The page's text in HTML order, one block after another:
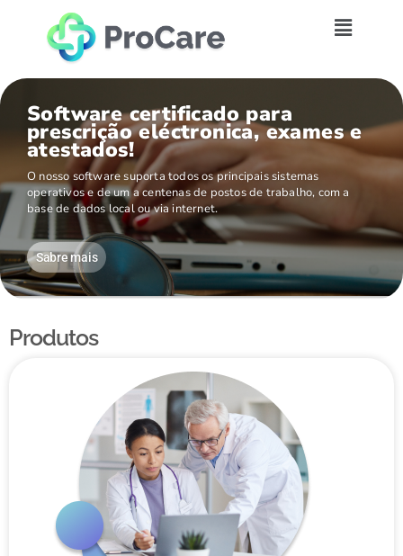
Software certificado para
prescrição eléctronica, exames e
atestados!
O nosso software suporta todos os principais sistemas
operativos e de um a centenas de postos de trabalho, com a
base de dados local ou via internet.
Sabre mais
Produtos